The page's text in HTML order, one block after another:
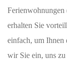
Ferienwohnungen
erhalten Sie
einfach, um Ihnen
wir Sie ein, uns